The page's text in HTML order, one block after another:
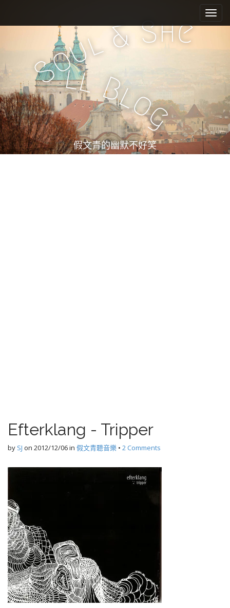
e
n
u
i
c
n
t
e
n
t
Soul&She
ll Bl
og
假文青的幽默不好笑
Efterklang - Tripper
by SJ on 2012/12/06in 假文青聽音樂 • 2 Comments